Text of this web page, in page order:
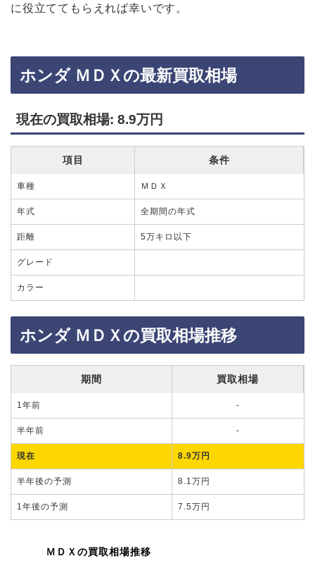
に役立ててもらえれば幸いです。
ホンダ ＭＤＸの最新買取相場
現在の買取相場: 8.9万円
項目 条件
車種 ＭＤＸ
年式 全期間の年式
距離 5万キロ以下
グレード
カラー
ホンダ ＭＤＸの買取相場推移
期間 買取相場
1年前 -
半年前 -
現在 8.9万円
半年後の予測 8.1万円
1年後の予測 7.5万円
ＭＤＸの買取相場推移